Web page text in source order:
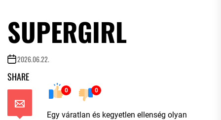
SUPERGIRL
2026.06.22.
SHARE
0 0
Egy váratlan és kegyetlen ellenség olyan